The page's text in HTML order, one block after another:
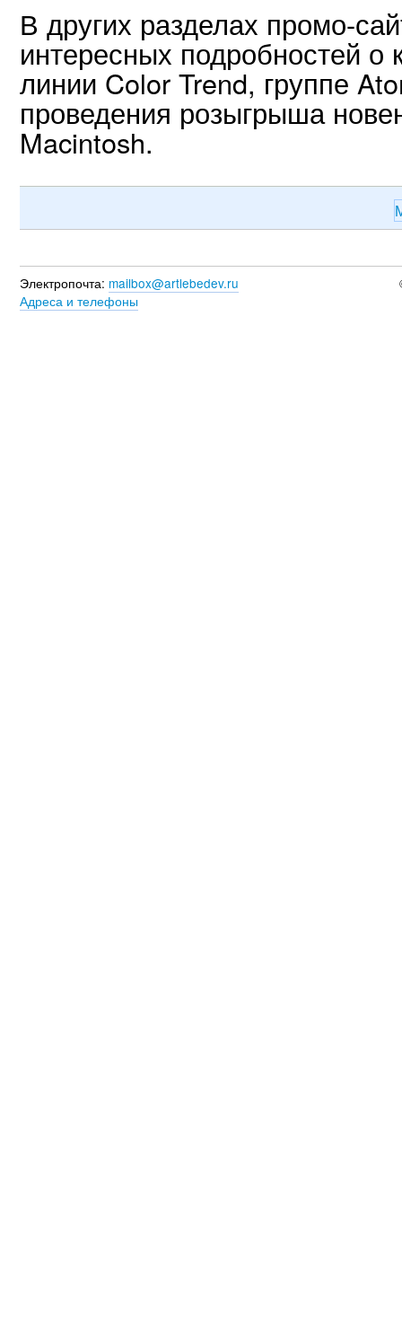
В других разделах промо-
интересных подробностей о
линии Color Trend, группе
проведения розыгрыша
Macintosh.
Электропочта: mailbox@artlebedev.ru
Адреса и телефоны